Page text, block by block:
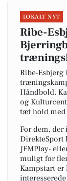
LOKALT NYT
Ribe-
Ribe-
Håndbold.
og
tæt hold med
For dem,
DirekteSport
JFMPlay-
muligt for
Kampstart